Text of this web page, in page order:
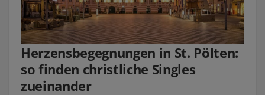
Herzensbegegnungen in St. Pölten:
so finden christliche Singles
zueinander